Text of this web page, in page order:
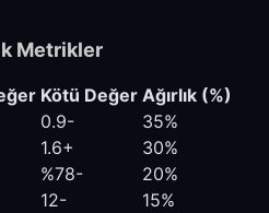
Metrikler
Kötü Değer Ağırlık (%)
0.9-
35%
1.6+
30%
%78-
20%
12- 15%